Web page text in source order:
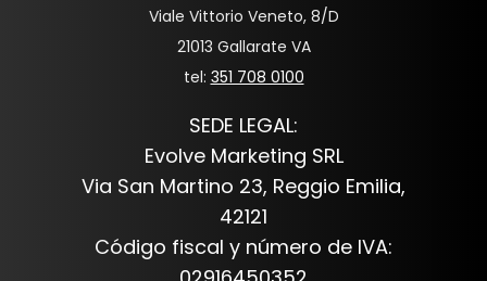
Viale Vittorio Veneto, 8/D
21013 Gallarate VA
tel: 351 708 0100
SEDE LEGAL:
Evolve Marketing SRL
Via San Martino 23, Reggio Emilia,
42121
Código fiscal y número de IVA: